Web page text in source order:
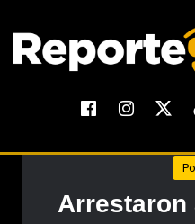
Arrestaron